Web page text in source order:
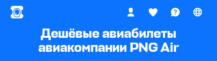
Дешёвые авиабилеты
авиакомпании PNG Air